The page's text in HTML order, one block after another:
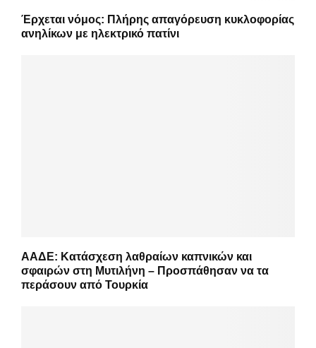
Έρχεται νόμος: Πλήρης απαγόρευση κυκλοφορίας
ανηλίκων με ηλεκτρικό πατίνι
ΑΑΔΕ: Κατάσχεση λαθραίων καπνικών και
σφαιρών στη Μυτιλήνη – Προσπάθησαν να τα
περάσουν από Τουρκία